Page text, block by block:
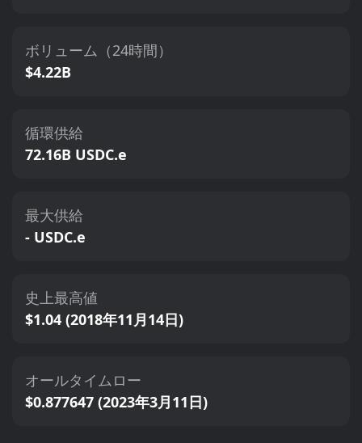
ボリューム（24時間）
$4.22B
循環供給
72.16B USDC.e
最大供給
- USDC.e
史上最高値
$1.04 (2018年11月14日)
オールタイムロー
$0.877647 (2023年3月11日)